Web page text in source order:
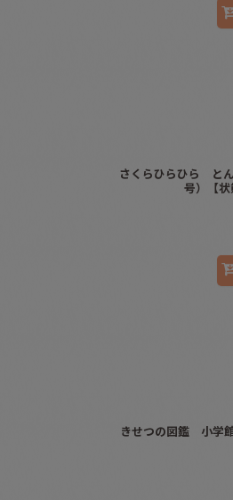
さくらひらひら と
号）【
きせつの図鑑 小学